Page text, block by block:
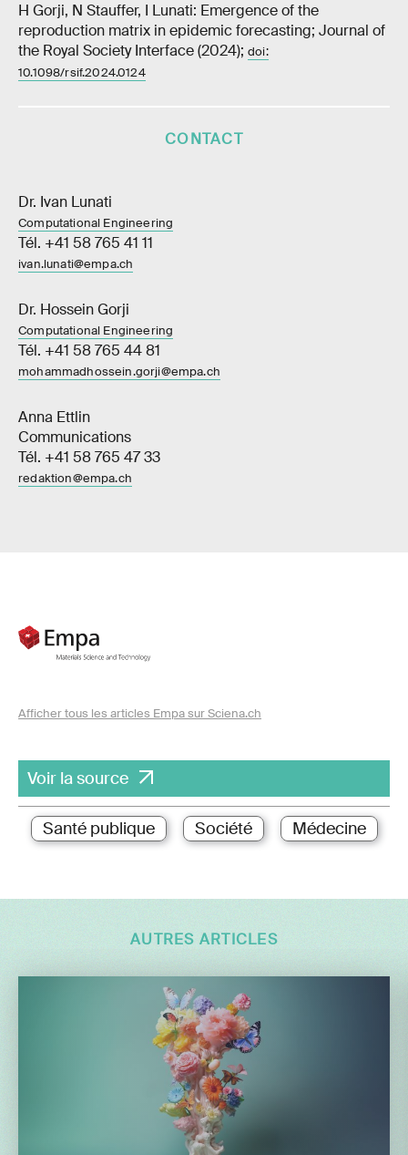
H Gorji, N Stauffer, I Lunati: Emergence of the
reproduction matrix in epidemic forecasting; Journal of
the Royal Society Interface (2024); doi:
10.1098/rsif.2024.0124
CONTACT
Dr. Ivan Lunati
Computational Engineering
Tél. +41 58 765 41 11
ivan.lunati@empa.ch
Dr. Hossein Gorji
Computational Engineering
Tél. +41 58 765 44 81
mohammadhossein.gorji@empa.ch
Anna Ettlin
Communications
Tél. +41 58 765 47 33
redaktion@empa.ch
Afficher tous les articles Empa sur Sciena.ch
Voir la source
Santé publique Société Médecine
AUTRES ARTICLES